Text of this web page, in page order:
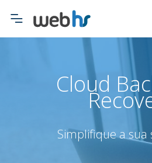
O carrinho está
Cloud
Simplifique a sua